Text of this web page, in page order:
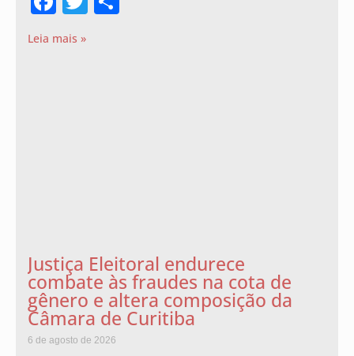
Leia mais »
Justiça Eleitoral endurece
combate às fraudes na cota de
gênero e altera composição da
Câmara de Curitiba
6 de agosto de 2026